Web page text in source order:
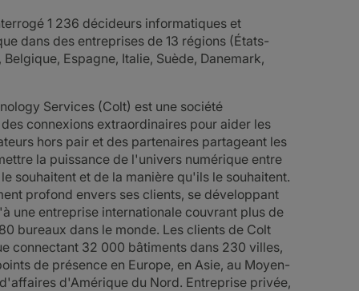
1 236 décideurs informatiques et
dans des entreprises de 13 régions (États-
Espagne, Italie, Suède, Danemark,
Services (Colt) est une société
connexions extraordinaires pour aider les
hors pair et des partenaires partageant les
la puissance de l'univers numérique entre
souhaitent et de la manière qu'ils le souhaitent.
profond envers ses clients, se développant
une entreprise internationale couvrant plus de
bureaux dans le monde. Les clients de Colt
connectant 32 000 bâtiments dans 230 villes,
de présence en Europe, en Asie, au Moyen-
d'Amérique du Nord. Entreprise privée,